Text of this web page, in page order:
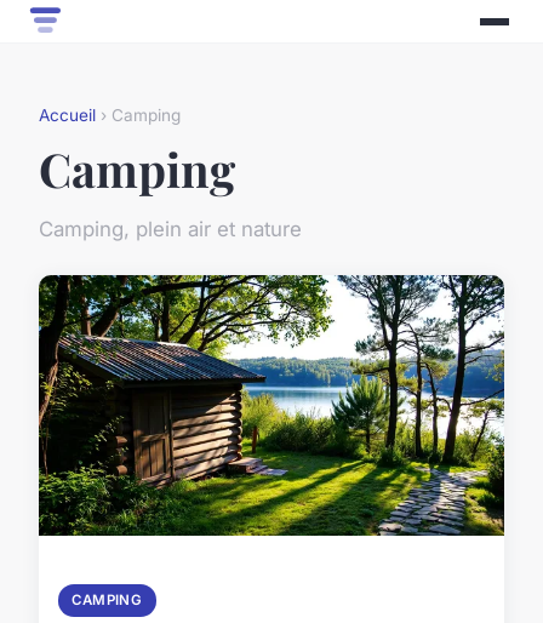
Accueil › Camping
Camping
Camping, plein air et nature
CAMPING